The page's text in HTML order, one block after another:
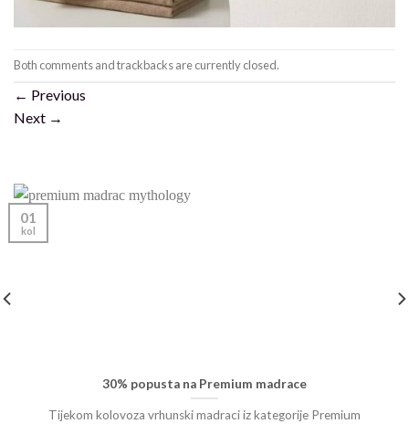
Both comments and trackbacks are currently closed.
← Previous
Next →
30% popusta na Premium madrace
Tijekom kolovoza vrhunski madraci iz kategorije Premium
01
kol